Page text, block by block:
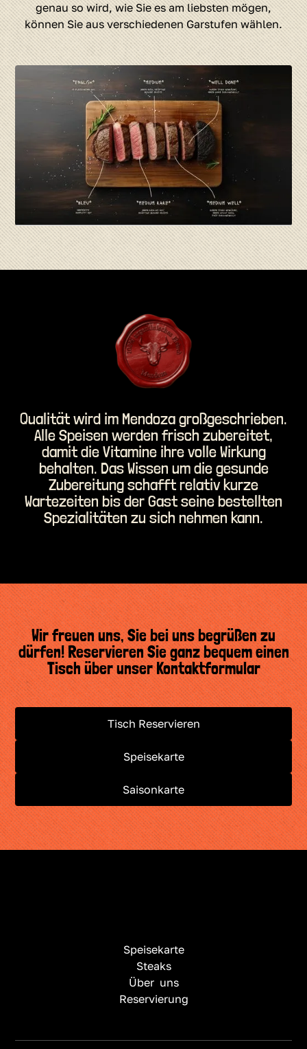
genau so wird, wie Sie es am liebsten mögen,
können Sie aus verschiedenen Garstufen wählen.
Qualität wird im Mendoza großgeschrieben.
Alle Speisen werden frisch zubereitet,
damit die Vitamine ihre volle Wirkung
behalten. Das Wissen um die gesunde
Zubereitung schafft relativ kurze
Wartezeiten bis der Gast seine bestellten
Spezialitäten zu sich nehmen kann.
Wir freuen uns, Sie bei uns begrüßen zu
dürfen! Reservieren Sie ganz bequem einen
Tisch über unser Kontaktformular
Tisch Reservieren
Speisekarte
Saisonkarte
Speisekarte
Steaks
Über uns
Reservierung